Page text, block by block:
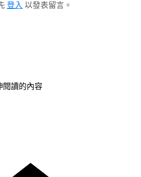
登入 以發表留言。
閱讀的內容